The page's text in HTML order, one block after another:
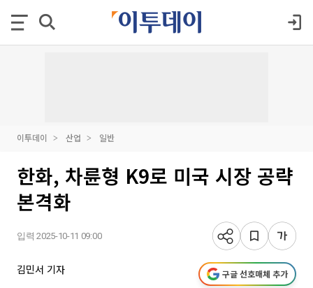
이투데이 산업 일반
한화, 차륜형 K9로 미국 시장 공략
본격화
입력 2025-10-11 09:00
김민서 기자 구글 선호매체 추가